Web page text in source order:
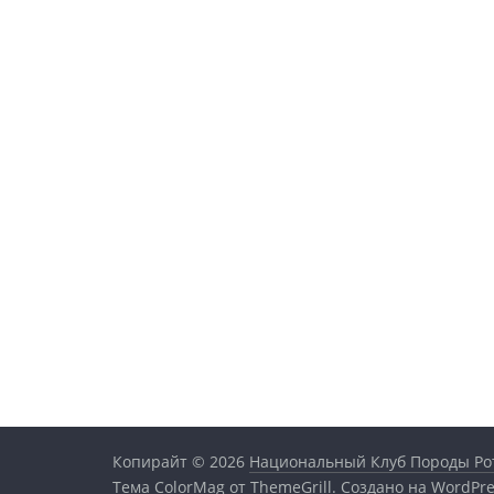
Копирайт © 2026 Национальный Клуб Породы
Тема ColorMag от ThemeGrill. Создано на